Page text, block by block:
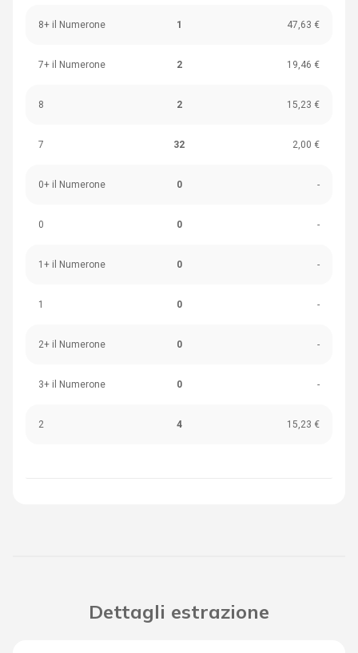
8+ il Numerone 1 47,63 €
7+ il Numerone 2 19,46 €
8 2 15,23 €
7 32 2,00 €
0+ il Numerone 0 -
0 0 -
1+ il Numerone 0 -
1 0 -
2+ il Numerone 0 -
3+ il Numerone 0 -
2 4 15,23 €
Dettagli estrazione